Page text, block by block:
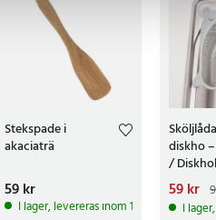
Stekspade i
akaciaträ
Pris:59 kr
59 kr
I lager, levereras inom 1-2 vardagar
diskho
/
59 kr
59 kr
I